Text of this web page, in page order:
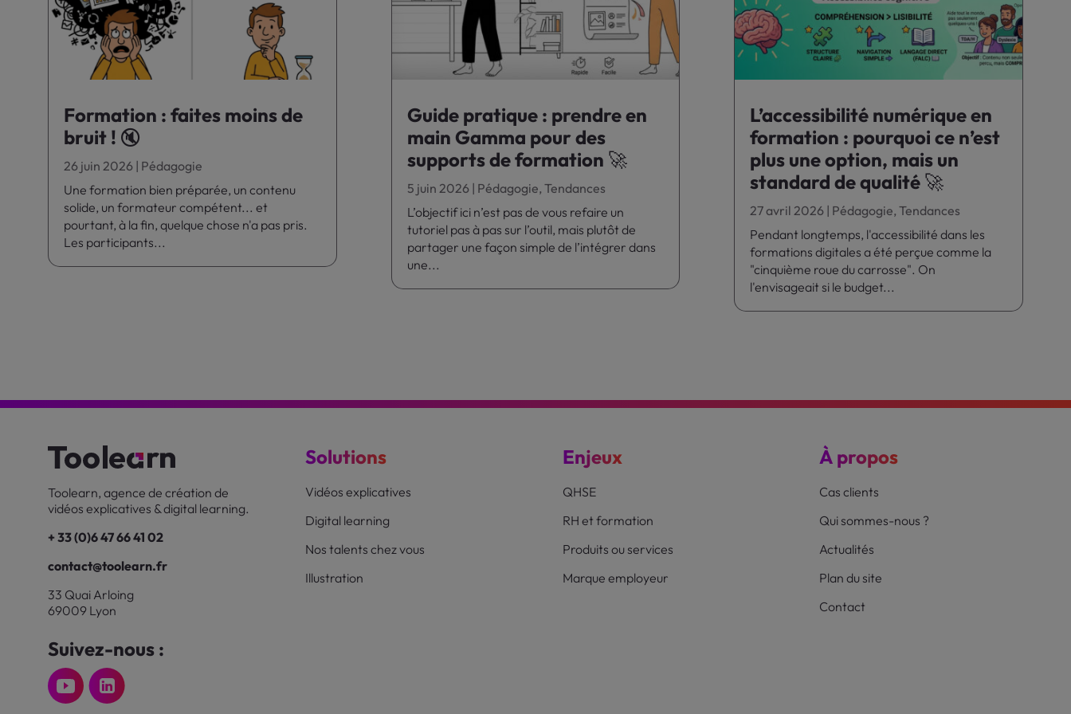
Formation : faites moins de
bruit ! 🔇
26 juin 2026 | Pédagogie
Une formation bien préparée, un contenu
solide, un formateur compétent... et
pourtant, à la fin, quelque chose n'a pas pris.
Les participants...
Guide pratique : prendre en
main Gamma pour des
supports de formation 🚀
5 juin 2026| Pédagogie, Tendances
L’objectif ici n’est pas de vous refaire un
tutoriel pas à pas sur l’outil, mais plutôt de
partager une façon simple de l’intégrer dans
une...
L’accessibilité numérique en
formation : pourquoi ce n’est
plus une option, mais un
standard de qualité 🚀
27 avril 2026| Pédagogie, Tendances
Pendant longtemps, l'accessibilité dans les
formations digitales a été perçue comme la
"cinquième roue du carrosse". On
l'envisageait si le budget...
Toolearn, agence de création de
vidéos explicatives & digital learning.
+ 33 (0)6 47 66 41 02
contact@toolearn.fr
33 Quai Arloing
69009 Lyon
Suivez-nous :
Solutions
Vidéos explicatives
Digital learning
Nos talents chez vous
Illustration
Enjeux
QHSE
RH et formation
Produits ou services
Marque employeur
À propos
Cas clients
Qui sommes-nous ?
Actualités
Plan du site
Contact